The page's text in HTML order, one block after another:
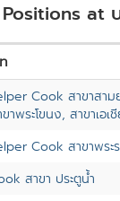
at
Cook สาขาสาม
าพระโขนง, สาขาเอ
Cook สาขาพระ
สาขา ประตูน้ำ